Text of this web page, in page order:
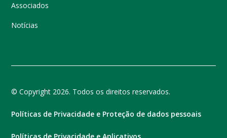
Associados
Notícias
© Copyright 2026. Todos os direitos reservados.
Políticas de Privacidade e Proteção de dados pessoais